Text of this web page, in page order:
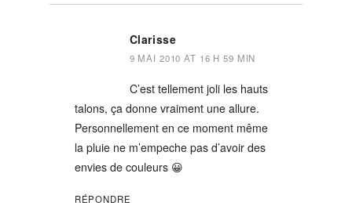
Clarisse
9 MAI 2010 AT 16 H 59 MIN
C’est tellement joli les hauts
talons, ça donne vraiment une allure.
Personnellement en ce moment même
la pluie ne m’empeche pas d’avoir des
envies de couleurs 😀
RÉPONDRE